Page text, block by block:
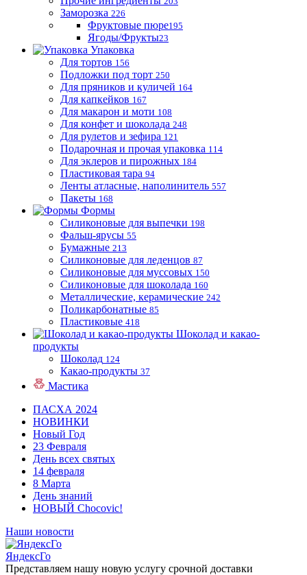
Заморозка 226
Фруктовые пюре195
Ягоды/Фрукты23
Упаковка
Для тортов 156
Подложки под торт 250
Для пряников и куличей 164
Для капкейков 167
Для макарон и моти 108
Для конфет и шоколада 248
Для рулетов и зефира 121
Подарочная и прочая упаковка 114
Для эклеров и пирожных 184
Пластиковая тара 94
Ленты атласные, наполинитель 557
Пакеты 168
Формы
Силиконовые для выпечки 198
Фальш-ярусы 55
Бумажные 213
Силиконовые для леденцов 87
Силиконовые для муссовых 150
Силиконовые для шоколада 160
Металлические, керамические 242
Поликарбонатные 85
Пластиковые 418
Шоколад и какао-
продукты
Шоколад 124
Какао-продукты 37
Мастика
ПАСХА 2024
НОВИНКИ
Новый Год
23 Февраля
День всех святых
14 февраля
8 Марта
День знаний
НОВЫЙ Chocovic!
Наши новости
ЯндексГо
Представляем нашу новую услугу срочной доставки